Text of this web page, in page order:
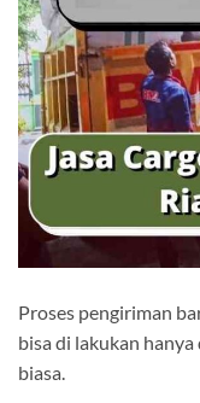
Proses pengiriman
bisa di lakukan
biasa.